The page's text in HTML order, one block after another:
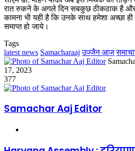
रात रुकने के अगले दिन सबकुछ ठीकठाक है और
कामना भी यही है कि उनके साथ हमेशा अच्छा
समाप्त हो जाये।
Tags
latest news Samacharaaj उज्जैन आज
17, 2023
377
Samachar Aaj Editor